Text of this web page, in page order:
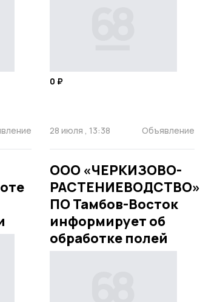
0 ₽
28 июля , 13:38 Объявление
ООО «ЧЕРКИЗОВО-
РАСТЕНИЕВОДСТВО»
ПО Тамбов-Восток
информирует об
обработке полей